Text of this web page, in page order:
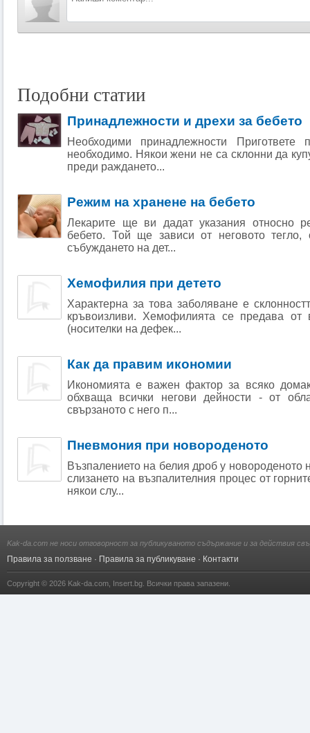
Подобни статии
Принадлежности и дрехи за бебето
Необходими принадлежности Пригответе
необходимо. Някои жени не са склонни да
преди раждането...
Режим на хранене на бебето
Лекарите ще ви дадат указания относно
бебето. Той ще зависи от неговото тегло,
събуждането на дет...
Хемофилия при детето
Характерна за това заболяване е
кръвоизливи. Хемофилията се предава от
(носителки на дефек...
Как да правим икономии
Икономията е важен фактор за всяко
обхваща всички негови дейности - от
свързаното с него п...
Пневмония при новороденото
Възпалението на белия дроб у новороденото
слизането на възпалителния процес от
някои слу...
Kak-da.com не носи отговорност за публикуваното съдържание и за действия
Правила за ползване · Правила за публикуване · Контакти
Copyright © 2026 Kak-da.com Insert.bg . Всички права запазени.